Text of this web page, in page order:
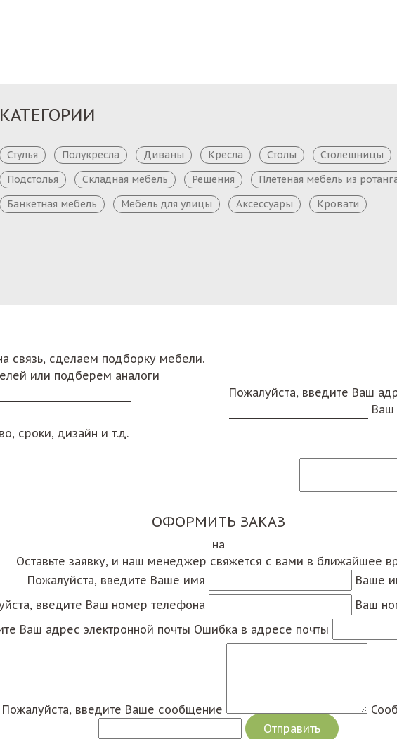
КАТЕГОРИИ
Стулья Полукресла Диваны Кресла Столы
Столешницы
Подстолья
Складная мебель Решения
Плетеная мебель из
Банкетная мебель
Мебель для улицы Аксессуары Кровати
связь, сделаем подборку мебели.
или подберем аналоги
Пожалуйста, введите Ваш
Ваш
сроки, дизайн и т.д.
ОФОРМИТЬ ЗАКАЗ
на
Оставьте заявку, и наш менеджер свяжется с вами в ближайшее
Пожалуйста, введите Ваше имя
Ваше
введите Ваш номер телефона
Ваш
Ваш адрес электронной почты Ошибка в адресе почты
Пожалуйста, введите Ваше сообщение